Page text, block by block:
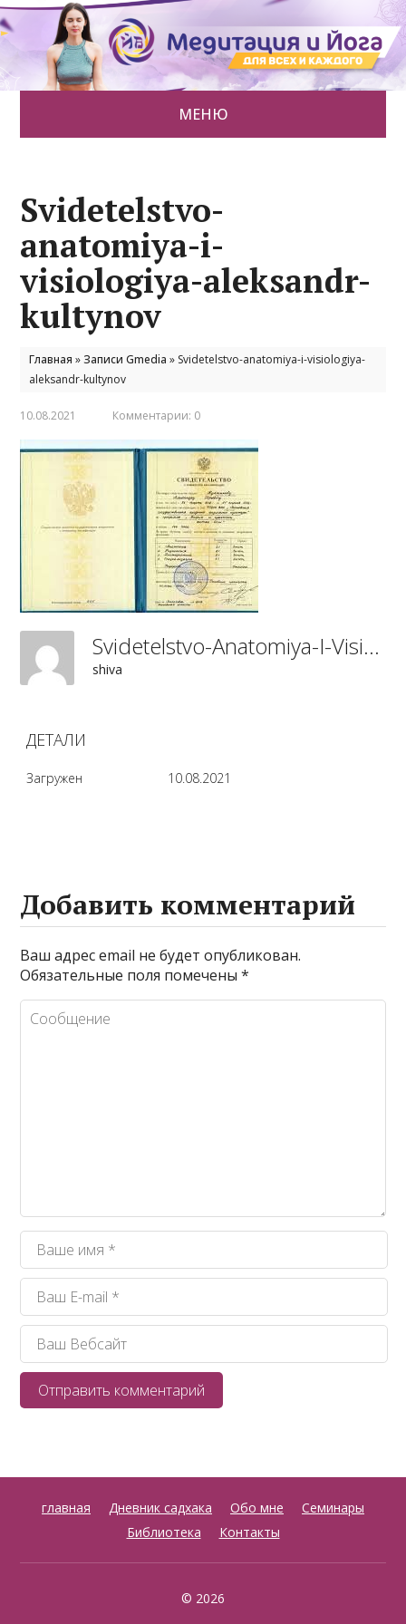
МЕНЮ
Svidetelstvo-
anatomiya-i-
visiologiya-aleksandr-
kultynov
Главная » Записи Gmedia » Svidetelstvo-anatomiya-i-visiologiya-
aleksandr-kultynov
10.08.2021 Комментарии: 0
Svidetelstvo-Anatomiya-I-Visiologiya-Aleksandr-Kultynov
shiva
ДЕТАЛИ
Загружен 10.08.2021
Добавить комментарий
Ваш адрес email не будет опубликован.
Обязательные поля помечены*
главная Дневник садхака Обо мне
Семинары
Библиотека
Контакты
© 2026